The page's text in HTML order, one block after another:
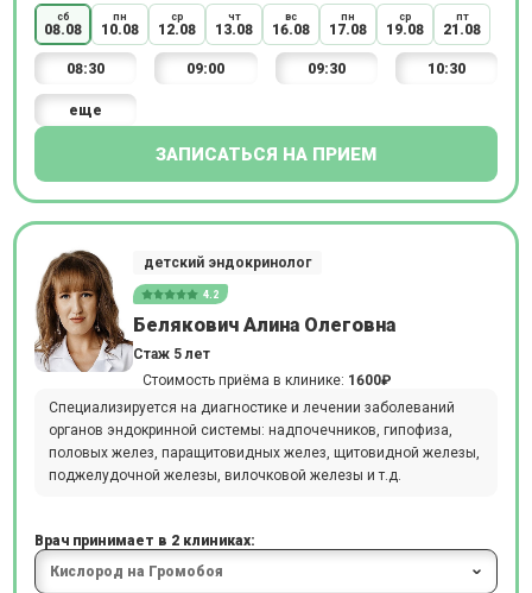
сб
08.08
пн
10.08
ср
12.08
чт
13.08
вс
16.08
пн
17.08
ср
19.08
пт
21.08
08:30 09:00 09:30 10:30
еще
ЗАПИСАТЬСЯ НА ПРИЕМ
детский эндокринолог
4.2
Белякович Алина Олеговна
Стаж 5 лет
Стоимость приёма в клинике: 1600₽
Специализируется на диагностике и лечении заболеваний
органов эндокринной системы: надпочечников, гипофиза,
половых желез, паращитовидных желез, щитовидной железы,
поджелудочной железы, вилочковой железы и т.д.
Врач принимает в 2 клиниках: